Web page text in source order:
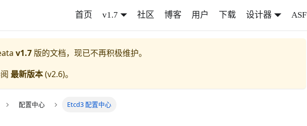
首页 v1.7 社区 博客 用户 下载 设计器 ASF
v1.7 版的文档，现已不再积极维护。
最新版本(v2.6)。
配置中心 Etcd3 配置中心